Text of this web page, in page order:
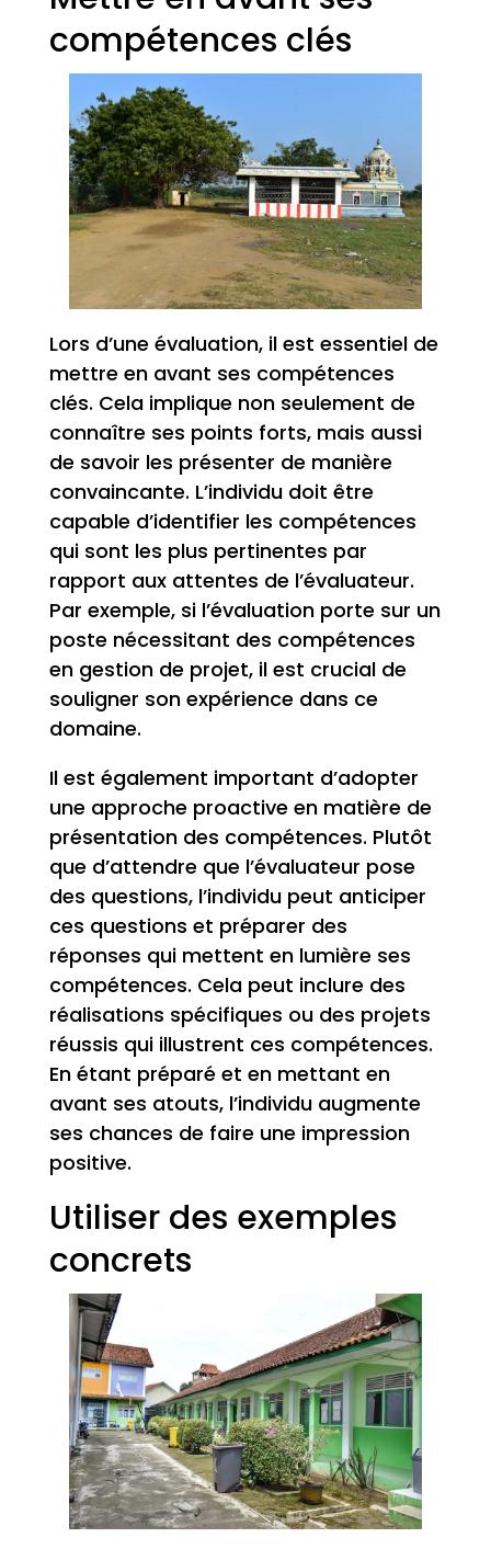
compétences clés
Lors d’une évaluation, il est essentiel de
mettre en avant ses compétences
clés. Cela implique non seulement de
connaître ses points forts, mais aussi
de savoir les présenter de manière
convaincante. L’individu doit être
capable d’identifier les compétences
qui sont les plus pertinentes par
rapport aux attentes de l’évaluateur.
Par exemple, si l’évaluation porte sur un
poste nécessitant des compétences
en gestion de projet, il est crucial de
souligner son expérience dans ce
domaine.
Il est également important d’adopter
une approche proactive en matière de
présentation des compétences. Plutôt
que d’attendre que l’évaluateur pose
des questions, l’individu peut anticiper
ces questions et préparer des
réponses qui mettent en lumière ses
compétences. Cela peut inclure des
réalisations spécifiques ou des projets
réussis qui illustrent ces compétences.
En étant préparé et en mettant en
avant ses atouts, l’individu augmente
ses chances de faire une impression
positive.
Utiliser des exemples
concrets